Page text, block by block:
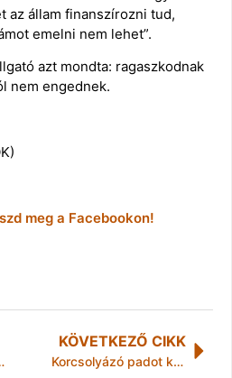
az állam finanszírozni tud,
emelni nem lehet”.
azt mondta: ragaszkodnak
nem engednek.
meg a Facebookon!
Carddal
KÖVETKEZŐ CIKK
Korcsolyázó padot kap a jégkorong-utánpótlás